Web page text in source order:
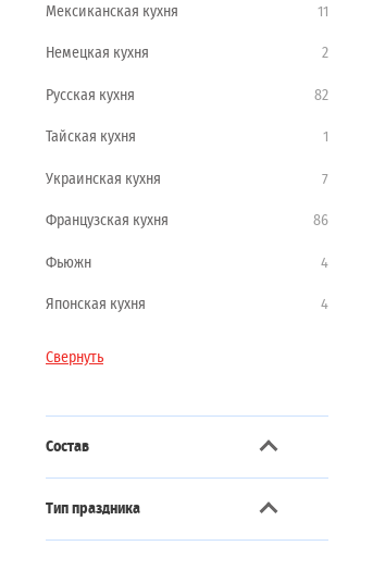
Мексиканская кухня 11
Немецкая кухня 2
Русская кухня 82
Тайская кухня 1
Украинская кухня 7
Французская кухня 86
Фьюжн 4
Японская кухня 4
Свернуть
Состав
Тип праздника